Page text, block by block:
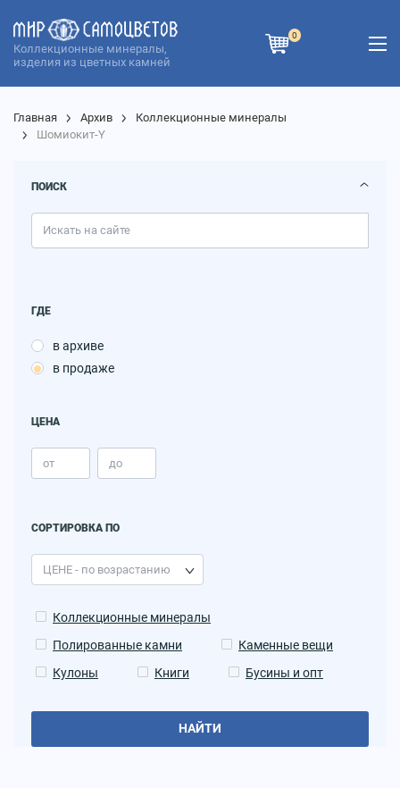
Коллекционные минералы,
изделия из цветных камней
0
Главная Архив
Коллекционные минералы
Шомиокит-Y
ПОИСК
ГДЕ
в архиве
в продаже
ЦЕНА
СОРТИРОВКА ПО
Коллекционные минералы
Полированные камни
Каменные вещи
Кулоны
Книги Бусины и опт
НАЙТИ